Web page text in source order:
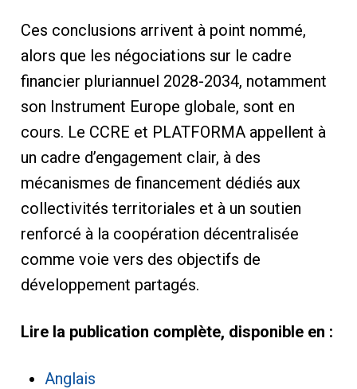
Ces conclusions arrivent à point nommé,
alors que les négociations sur le cadre
financier pluriannuel 2028-2034, notamment
son Instrument Europe globale, sont en
cours. Le CCRE et PLATFORMA appellent à
un cadre d’engagement clair, à des
mécanismes de financement dédiés aux
collectivités territoriales et à un soutien
renforcé à la coopération décentralisée
comme voie vers des objectifs de
développement partagés.
Lire la publication complète, disponible en :
Anglais